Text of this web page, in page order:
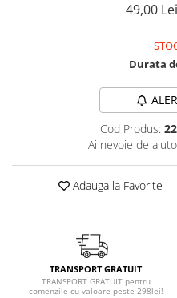
49,00 Lei
Durata
Cod Produs:
Ai nevoie de
Adauga la Favorite
TRANSPORT GRATUIT
TRANSPORT GRATUIT pentru
comenzile cu valoare peste 298lei!